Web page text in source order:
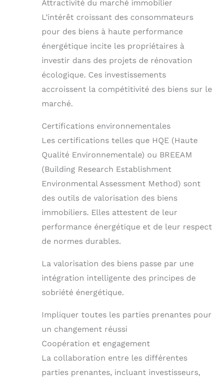
Attractivité du marché immobilier
L’intérêt croissant des consommateurs
pour des biens à haute performance
énergétique incite les propriétaires à
investir dans des projets de rénovation
écologique. Ces investissements
accroissent la compétitivité des biens sur le
marché.
Certifications environnementales
Les certifications telles que HQE (Haute
Qualité Environnementale) ou BREEAM
(Building Research Establishment
Environmental Assessment Method) sont
des outils de valorisation des biens
immobiliers. Elles attestent de leur
performance énergétique et de leur respect
de normes durables.
La valorisation des biens passe par une
intégration intelligente des principes de
sobriété énergétique.
Impliquer toutes les parties prenantes pour
un changement réussi
Coopération et engagement
La collaboration entre les différentes
parties prenantes, incluant investisseurs,